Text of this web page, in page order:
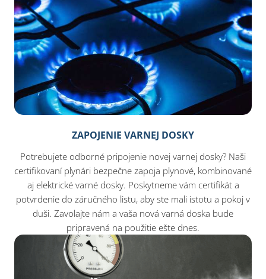
ZAPOJENIE VARNEJ DOSKY
Potrebujete odborné pripojenie novej varnej dosky? Naši
certifikovaní plynári bezpečne zapoja plynové, kombinované
aj elektrické varné dosky. Poskytneme vám certifikát a
potvrdenie do záručného listu, aby ste mali istotu a pokoj v
duši. Zavolajte nám a vaša nová varná doska bude
pripravená na použitie ešte dnes.